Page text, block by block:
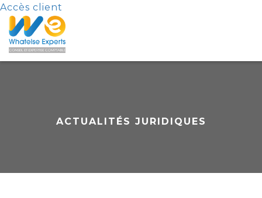
Accès client
ACTUALITÉS JURIDIQUES